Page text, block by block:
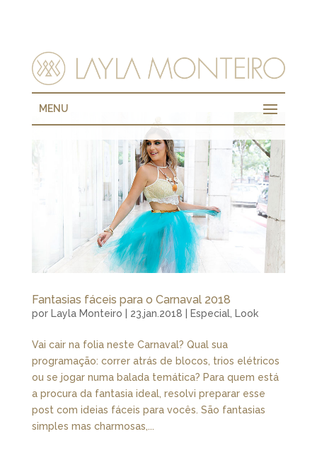
MENU
Fantasias fáceis para o Carnaval 2018
por Layla Monteiro 23.jan.2018 Especial, Look
Vai cair na folia neste Carnaval? Qual sua
programação: correr atrás de blocos, trios elétricos
ou se jogar numa balada temática? Para quem está
a procura da fantasia ideal, resolvi preparar esse
post com ideias fáceis para vocês. São fantasias
simples mas charmosas,...